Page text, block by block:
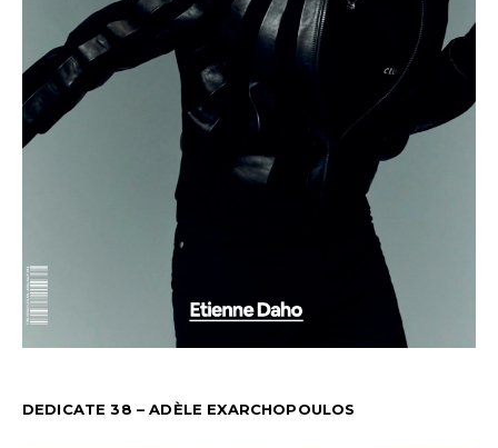
DEDICATE 38 – ADÈLE EXARCHOPOULOS